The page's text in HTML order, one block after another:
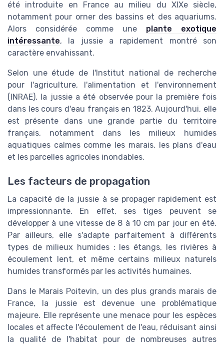
été introduite en France au milieu du XIXe siècle,
notamment pour orner des bassins et des aquariums.
Alors considérée comme une plante exotique
intéressante, la jussie a rapidement montré son
caractère envahissant.
Selon une étude de l'Institut national de recherche
pour l'agriculture, l'alimentation et l'environnement
(INRAE), la jussie a été observée pour la première fois
dans les cours d'eau français en 1823. Aujourd'hui, elle
est présente dans une grande partie du territoire
français, notamment dans les milieux humides
aquatiques calmes comme les marais, les plans d'eau
et les parcelles agricoles inondables.
Les facteurs de propagation
La capacité de la jussie à se propager rapidement est
impressionnante. En effet, ses tiges peuvent se
développer à une vitesse de 8 à 10 cm par jour en été.
Par ailleurs, elle s'adapte parfaitement à différents
types de milieux humides : les étangs, les rivières à
écoulement lent, et même certains milieux naturels
humides transformés par les activités humaines.
Dans le Marais Poitevin, un des plus grands marais de
France, la jussie est devenue une problématique
majeure. Elle représente une menace pour les espèces
locales et affecte l'écoulement de l'eau, réduisant ainsi
la qualité de l'habitat pour de nombreuses autres